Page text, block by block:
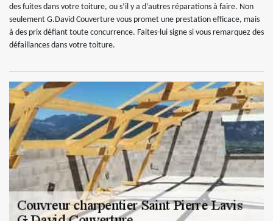
des fuites dans votre toiture, ou s’il y a d’autres réparations à faire. Non
seulement G.David Couverture vous promet une prestation efficace, mais
à des prix défiant toute concurrence. Faites-lui signe si vous remarquez des
défaillances dans votre toiture.